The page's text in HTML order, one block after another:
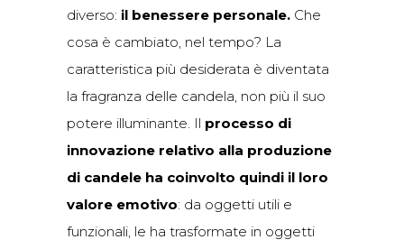
diverso: il benessere personale. Che
cosa è cambiato, nel tempo? La
caratteristica più desiderata è diventata
la fragranza delle candela, non più il suo
potere illuminante. Il processo di
innovazione relativo alla produzione
di candele ha coinvolto quindi il loro
valore emotivo: da oggetti utili e
funzionali, le ha trasformate in oggetti